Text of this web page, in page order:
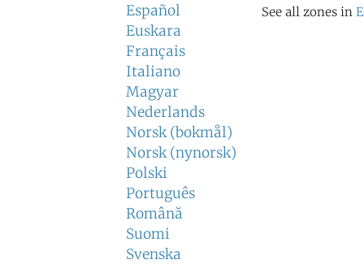
Español
Euskara
Français
Italiano
Magyar
Nederlands
Norsk (bokmål)
Norsk (nynorsk)
Polski
Português
Română
Suomi
Svenska
See all zones in